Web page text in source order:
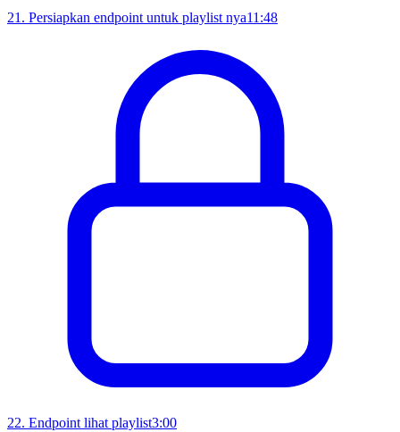
21 . Persiapkan endpoint untuk playlist nya11:48
22. Endpoint lihat playlist3:00